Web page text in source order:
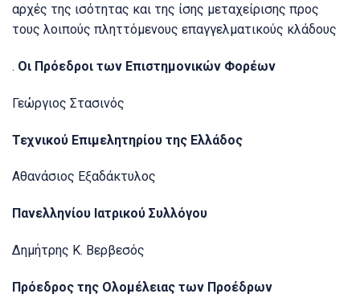
αρχές της ισότητας και της ίσης μεταχείρισης προς
τους λοιπούς πληττόμενους επαγγελματικούς κλάδους
. Οι Πρόεδροι των Επιστημονικών Φορέων
Γεώργιος Στασινός
Τεχνικού Επιμελητηρίου της Ελλάδος
Αθανάσιος Εξαδάκτυλος
Πανελληνίου Ιατρικού Συλλόγου
Δημήτρης Κ. Βερβεσός
Πρόεδρος της Ολομέλειας των Προέδρων